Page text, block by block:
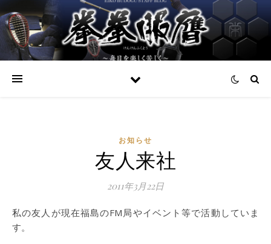
お知らせ
友人来社
2011年3月22日
私の友人が現在福島のFM局やイベント等で活動していま
す。